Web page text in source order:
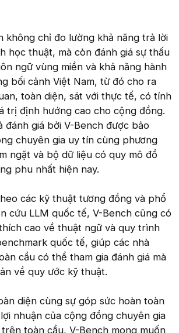
không chỉ đo lường khả năng trả lời
học thuật, mà còn đánh giá sự thấu
ngữ vùng miền và khả năng hành
bối cảnh Việt Nam, từ đó cho ra
toàn diện, sát với thực tế, có tính
trị định hướng cao cho cộng đồng.
đánh giá bởi V-Bench được bảo
chuyên gia uy tín cùng phương
ngặt và bộ dữ liệu có quy mô đồ
phu nhất hiện nay.
các kỹ thuật tương đồng và phổ
cứu LLM quốc tế, V-Bench cũng có
cao về thuật ngữ và quy trình
quốc tế, giúp các nhà
cầu có thể tham gia đánh giá mà
về quy ước kỹ thuật.
diện cùng sự góp sức hoàn toàn
nhuận của cộng đồng chuyên gia
toàn cầu, V-Bench mong muốn